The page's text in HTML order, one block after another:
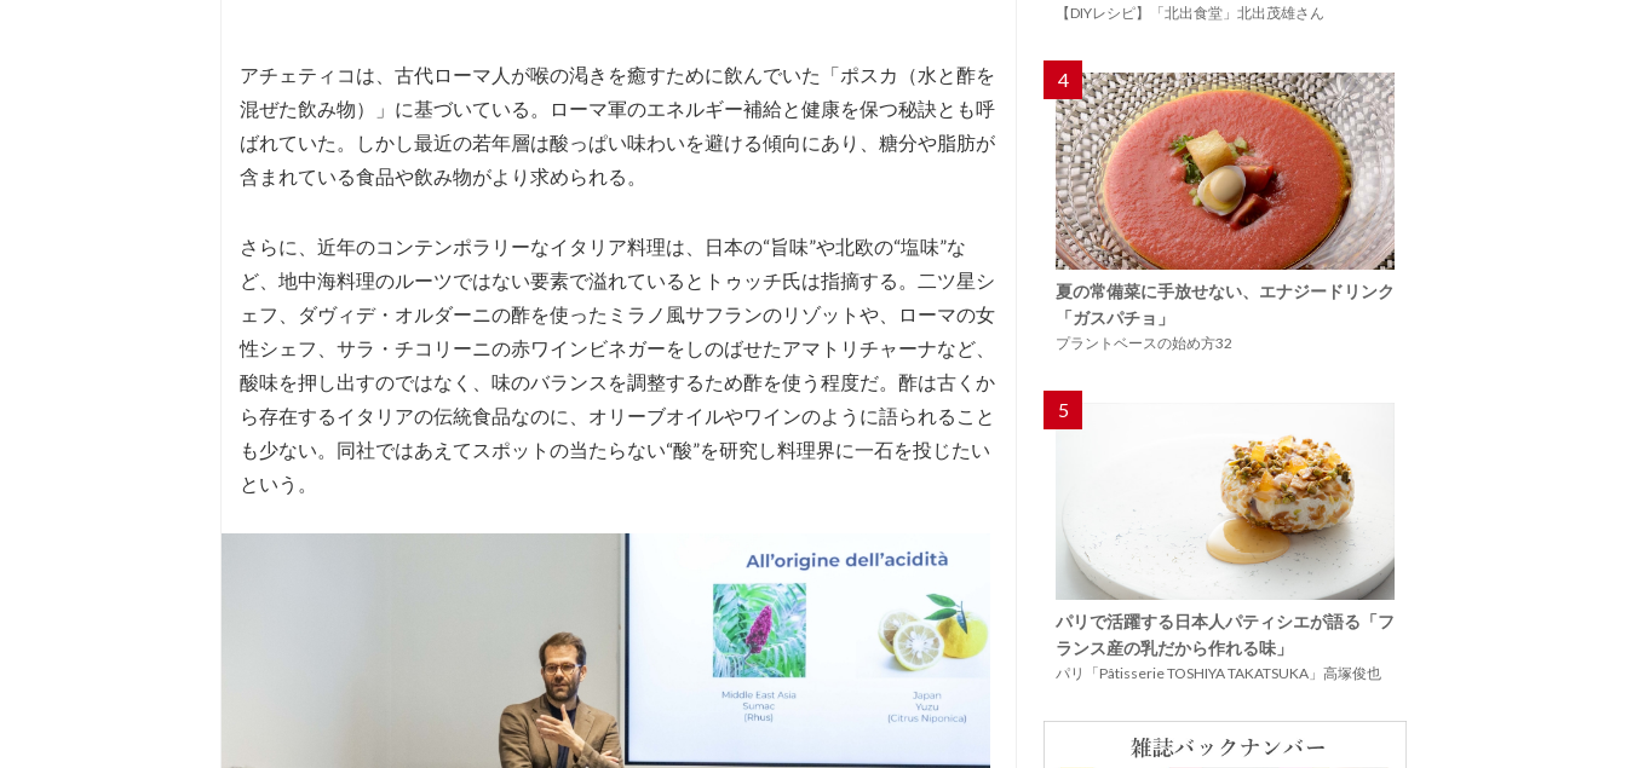
アチェティコは、古代ローマ人が喉の渇きを癒すために飲んでいた「ポスカ（水と酢を
混ぜた飲み物）」に基づいている。ローマ軍のエネルギー補給と健康を保つ秘訣とも呼
ばれていた。しかし最近の若年層は酸っぱい味わいを避ける傾向にあり、糖分や脂肪が
含まれている食品や飲み物がより求められる。
さらに、近年のコンテンポラリーなイタリア料理は、日本の“旨味”や北欧の“塩味”な
ど、地中海料理のルーツではない要素で溢れているとトゥッチ氏は指摘する。二ツ星シ
ェフ、ダヴィデ・オルダーニの酢を使ったミラノ風サフランのリゾットや、ローマの女
性シェフ、サラ・チコリーニの赤ワインビネガーをしのばせたアマトリチャーナなど、
酸味を押し出すのではなく、味のバランスを調整するため酢を使う程度だ。酢は古くか
ら存在するイタリアの伝統食品なのに、オリーブオイルやワインのように語られること
も少ない。同社ではあえてスポットの当たらない“酸”を研究し料理界に一石を投じたい
という。
【DIYレシピ】「北出食堂」北出茂雄さん
4
夏の常備菜に手放せない、エナジードリンク
「ガスパチョ」
プラントベースの始め方32
5
パリで活躍する日本人パティシエが語る「フ
ランス産の乳だから作れる味」
パリ「Pâtisserie TOSHIYA TAKATSUKA」高塚俊也